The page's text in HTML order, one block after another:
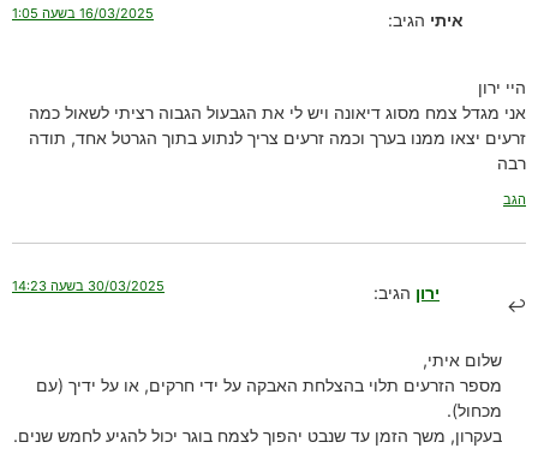
איתי הגיב: 16/03/2025 בשעה 1:05
היי ירון
אני מגדל צמח מסוג דיאונה ויש לי את הגבעול הגבוה רציתי לשאול כמה
זרעים יצאו ממנו בערך וכמה זרעים צריך לנתוע בתוך הגרטל אחד, תודה
רבה
הגב
ירון הגיב: 30/03/2025 בשעה 14:23
שלום איתי,
מספר הזרעים תלוי בהצלחת האבקה על ידי חרקים, או על ידיך (עם
מכחול).
בעקרון, משך הזמן עד שנבט יהפוך לצמח בוגר יכול להגיע לחמש שנים.